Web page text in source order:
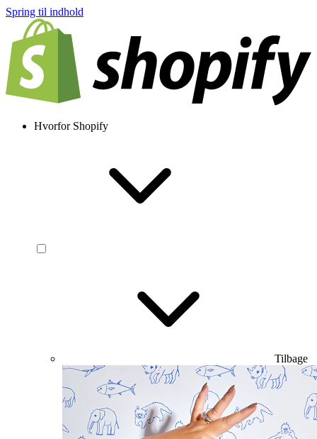
Spring til indhold
Hvorfor Shopify
Tilbage